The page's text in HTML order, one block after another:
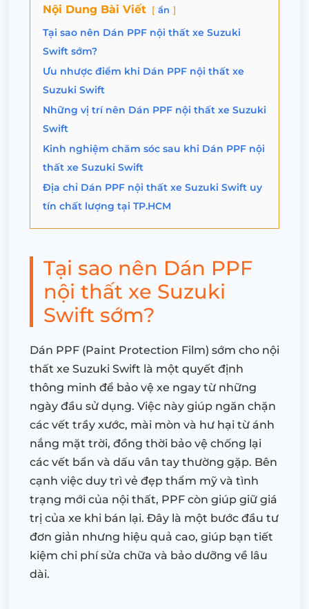
Nội Dung Bài Viết ẩn
Tại sao nên Dán PPF nội thất xe Suzuki
Swift sớm?
Ưu nhược điểm khi Dán PPF nội thất xe
Suzuki Swift
Những vị trí nên Dán PPF nội thất xe Suzuki
Swift
Kinh nghiệm chăm sóc sau khi Dán PPF nội
thất xe Suzuki Swift
Địa chỉ Dán PPF nội thất xe Suzuki Swift uy
tín chất lượng tại TP.HCM
Tại sao nên Dán PPF
nội thất xe Suzuki
Swift sớm?
Dán PPF (Paint Protection Film) sớm cho nội
thất xe Suzuki Swift là một quyết định
thông minh để bảo vệ xe ngay từ những
ngày đầu sử dụng. Việc này giúp ngăn chặn
các vết trầy xước, mài mòn và hư hại từ ánh
nắng mặt trời, đồng thời bảo vệ chống lại
các vết bẩn và dấu vân tay thường gặp. Bên
cạnh việc duy trì vẻ đẹp thẩm mỹ và tình
trạng mới của nội thất, PPF còn giúp giữ giá
trị của xe khi bán lại. Đây là một bước đầu tư
đơn giản nhưng hiệu quả cao, giúp bạn tiết
kiệm chi phí sửa chữa và bảo dưỡng về lâu
dài.